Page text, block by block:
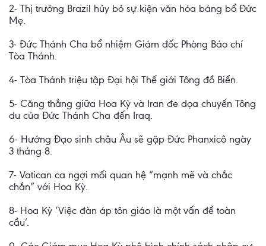
2- Thị trưởng Brazil hủy bỏ sự kiện văn hóa báng bổ Đức
Mẹ.
3- Đức Thánh Cha bổ nhiệm Giám đốc Phòng Báo chí
Tòa Thánh.
4- Tòa Thánh triệu tập Đại hội Thế giới Tông đồ Biển.
5- Căng thẳng giữa Hoa Kỳ và Iran đe dọa chuyến Tông
du của Đức Thánh Cha đến Iraq.
6- Hướng Đạo sinh châu Âu sẽ gặp Đức Phanxicô ngày
3 tháng 8.
7- Vatican ca ngợi mối quan hệ “mạnh mẽ và chắc
chắn” với Hoa Kỳ.
8- Hoa Kỳ ‘Việc đàn áp tôn giáo là một vấn đề toàn
cầu’.